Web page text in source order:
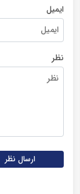
ایمیل
نظر
ارسال نظر